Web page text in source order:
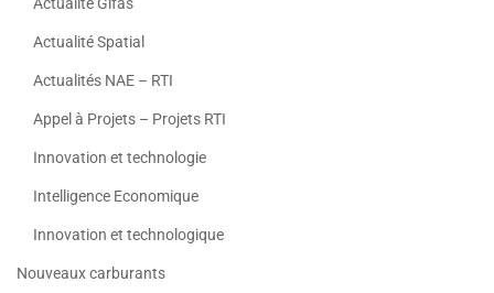
Actualité Spatial
Actualités NAE – RTI
Appel à Projets – Projets RTI
Innovation et technologie
Intelligence Economique
Innovation et technologique
Nouveaux carburants